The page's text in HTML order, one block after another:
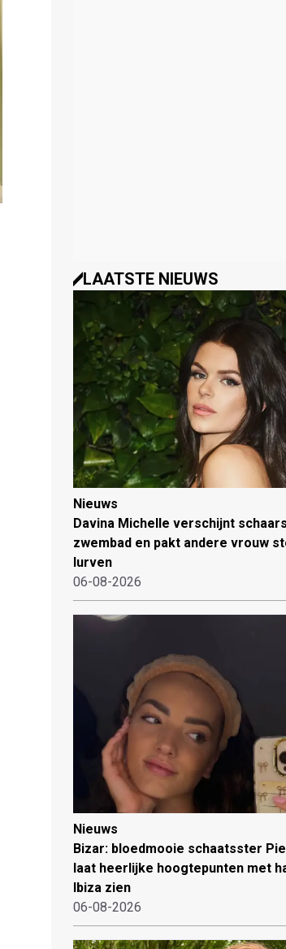
LAATSTE NIEUWS
Nieuws
Davina Michelle verschijnt
zwembad en pakt andere vrouw
lurven
06-08-2026
Nieuws
Bizar: bloedmooie schaatsster
laat heerlijke hoogtepunten met
Ibiza zien
06-08-2026